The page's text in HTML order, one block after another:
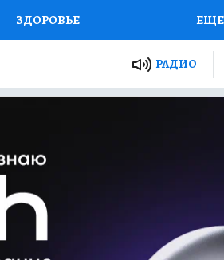
ЗДОРОВЬЕ
Я ЗНАЮ СЕМЬЯ
ЕЩЕ
РАДИО